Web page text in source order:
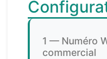
1 — Numéro
commercial